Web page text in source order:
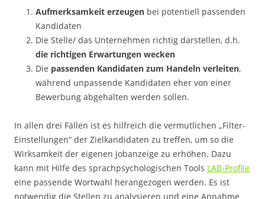
Aufmerksamkeit erzeugen bei potentiell passenden
Kandidaten
Die Stelle/ das Unternehmen richtig darstellen, d.h.
die richtigen Erwartungen wecken
Die passenden Kandidaten zum Handeln verleiten,
während unpassende Kandidaten eher von einer
Bewerbung abgehalten werden sollen.
In allen drei Fällen ist es hilfreich die vermutlichen „Filter-
Einstellungen“ der Zielkandidaten zu treffen, um so die
Wirksamkeit der eigenen Jobanzeige zu erhöhen. Dazu
kann mit Hilfe des sprachpsychologischen Tools LAB-Profile
eine passende Wortwahl herangezogen werden. Es ist
notwendig die Stellen zu analysieren und eine Annahme